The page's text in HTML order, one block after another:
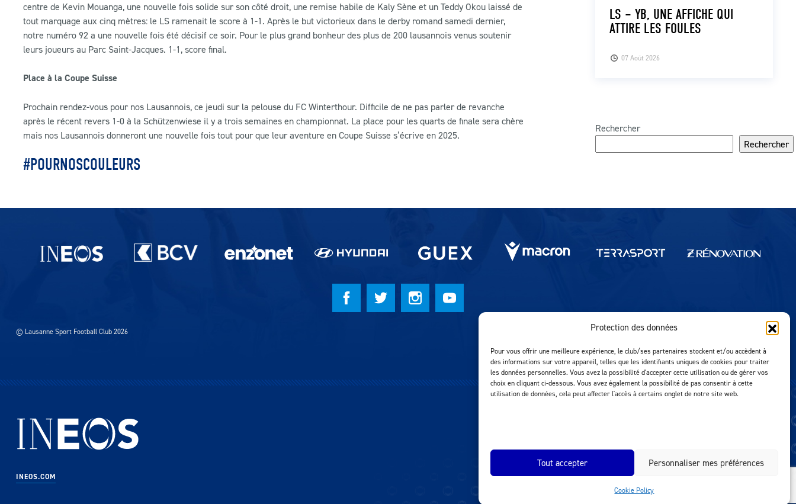
Protection des données
Pour vous offrir une meilleure expérience, le club/ses partenaires stockent et/ou accèdent à
des informations sur votre appareil, telles que les identifiants uniques de cookies pour traiter
les données personnelles. Vous avez la possibilité d'accepter cette utilisation ou de gérer vos
choix en cliquant ci-dessous. Vous avez également la possibilité de pas consentir à cette
utilisation de données, cela peut affecter l'accès à certains onglet de notre site web.
Tout accepter Personnaliser mes préférences
Cookie Policy
centre de Kevin Mouanga, une nouvelle fois solide sur son côté droit, une remise habile de Kaly Sène et un Teddy Okou laissé de
tout marquage aux cinq mètres: le LS ramenait le score à 1-1. Après le but victorieux dans le derby romand samedi dernier,
notre numéro 92 a une nouvelle fois été décisif ce soir. Pour le plus grand bonheur des plus de 200 lausannois venus soutenir
leurs joueurs au Parc Saint-Jacques. 1-1, score final.
Place à la Coupe Suisse
Prochain rendez-vous pour nos Lausannois, ce jeudi sur la pelouse du FC Winterthour. Difficile de ne pas parler de revanche
après le récent revers 1-0 à la Schützenwiese il y a trois semaines en championnat. La place pour les quarts de finale sera chère
mais nos Lausannois donneront une nouvelle fois tout pour que leur aventure en Coupe Suisse s’écrive en 2025.
#POURNOSCOULEURS
07 Août 2026
LS – YB, UNE AFFICHE QUI
ATTIRE LES FOULES
Rechercher
Rechercher
Partenaires du lausanne-Sport
© Lausanne Sport Football Club 2026
INEOS.COM